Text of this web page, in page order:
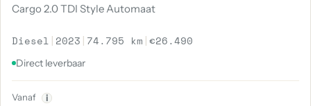
Cargo 2.0 TDI Style Automaat
Diesel | 2023 | 74.795 km |€26.490
Direct leverbaar
Vanaf i